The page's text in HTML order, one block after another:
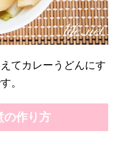
てカレーうどんにす
。
の作り方